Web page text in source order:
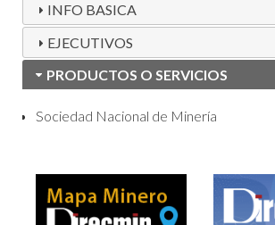
INFO BASICA
EJECUTIVOS
PRODUCTOS O SERVICIOS
Sociedad Nacional de Minería